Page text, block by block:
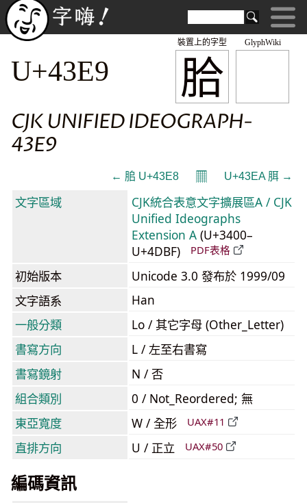
GlyphWiki
䏩
裝置上的字型
U+43E9
CJK UNIFIED IDEOGRAPH-
43E9
← 䏨 U+43E8 𝄜 U+43EA 䏪 →
文字區域
CJK統合表意文字擴展區A / CJK
Unified Ideographs
Extension A (U+3400–
U+4DBF)
PDF表格
初始版本
Unicode 3.0 發布於 1999/09
文字語系
Han
一般分類
Lo / 其它字母 (Other_Letter)
書寫方向
L / 左至右書寫
書寫鏡射
N / 否
組合類別
0 / Not_Reordered; 無
東亞寬度
W / 全形 UAX#11
直排方向 U / 正立 UAX#50
編碼資訊